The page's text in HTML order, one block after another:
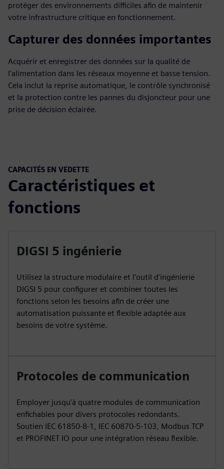
protéger des environnements difficiles afin de maintenir
votre infrastructure critique en fonctionnement.
Capturer des données importantes
Acquérir et enregistrer des données sur la qualité de
l'alimentation dans les réseaux moyenne et basse tension.
Cela inclut la reprise automatique, le contrôle synchronisé
et la protection contre les pannes du disjoncteur pour une
prise de décision éclairée.
CAPACITÉS EN VEDETTE
Caractéristiques et
fonctions
DIGSI 5 ingénierie
Utilisez la structure modulaire et l'outil d'ingénierie
DIGSI 5 pour configurer et combiner toutes les
fonctions selon les besoins afin de créer une
automatisation puissante et flexible adaptée aux
besoins de votre système.
Protocoles de communication
Employer jusqu'à quatre modules de communication
enfichables pour divers protocoles redondants.
Soutien IEC 61850-8-1, IEC 60870-5-103, Modbus TCP
et PROFINET IO pour une intégration réseau flexible.